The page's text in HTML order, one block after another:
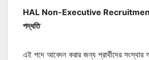
HAL Non-Executive
পদ্ধতি
এই পদে আবেদন করার জন্য প্রার্থীদের সংস্থার